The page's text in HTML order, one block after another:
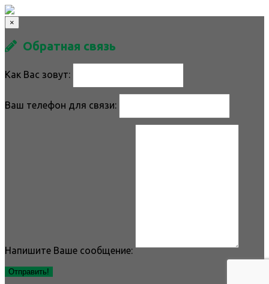
×
Обратная связь
Как Вас зовут:
Ваш телефон для связи:
Напишите Ваше сообщение:
Отправить!